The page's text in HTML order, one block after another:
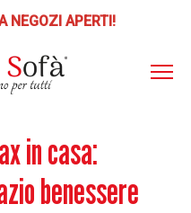
NEGOZI APERTI!
in casa:
benessere